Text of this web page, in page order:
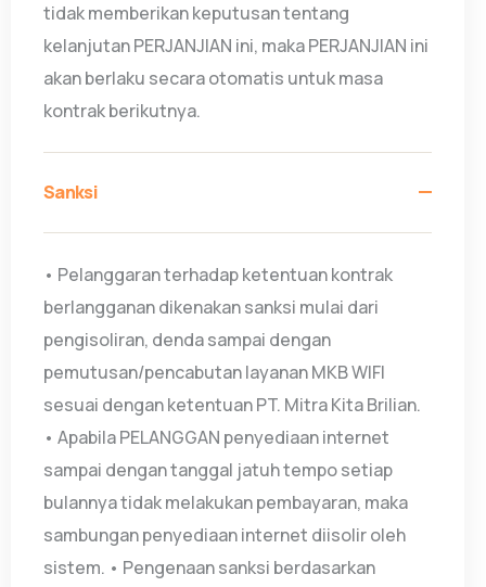
tidak memberikan keputusan tentang
kelanjutan PERJANJIAN ini, maka PERJANJIAN ini
akan berlaku secara otomatis untuk masa
kontrak berikutnya.
Sanksi
• Pelanggaran terhadap ketentuan kontrak
berlangganan dikenakan sanksi mulai dari
pengisoliran, denda sampai dengan
pemutusan/pencabutan layanan MKB WIFI
sesuai dengan ketentuan PT. Mitra Kita Brilian.
• Apabila PELANGGAN penyediaan internet
sampai dengan tanggal jatuh tempo setiap
bulannya tidak melakukan pembayaran, maka
sambungan penyediaan internet diisolir oleh
sistem. • Pengenaan sanksi berdasarkan